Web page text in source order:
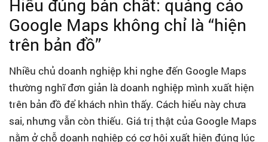
Hiểu đúng bản chất: quảng cáo
Google Maps không chỉ là “hiện
trên bản đồ”
Nhiều chủ doanh nghiệp khi nghe đến Google Maps
thường nghĩ đơn giản là doanh nghiệp mình xuất hiện
trên bản đồ để khách nhìn thấy. Cách hiểu này chưa
sai, nhưng vẫn còn thiếu. Giá trị thật của Google Maps
nằm ở chỗ doanh nghiệp có cơ hội xuất hiện đúng lúc